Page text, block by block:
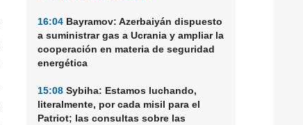
16:04 Bayramov: Azerbaiyán dispuesto
a suministrar gas a Ucrania y ampliar la
cooperación en materia de seguridad
energética
15:08 Sybiha: Estamos luchando,
literalmente, por cada misil para el
Patriot; las consultas sobre las